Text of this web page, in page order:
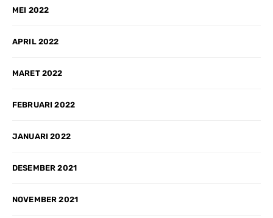
MEI 2022
APRIL 2022
MARET 2022
FEBRUARI 2022
JANUARI 2022
DESEMBER 2021
NOVEMBER 2021